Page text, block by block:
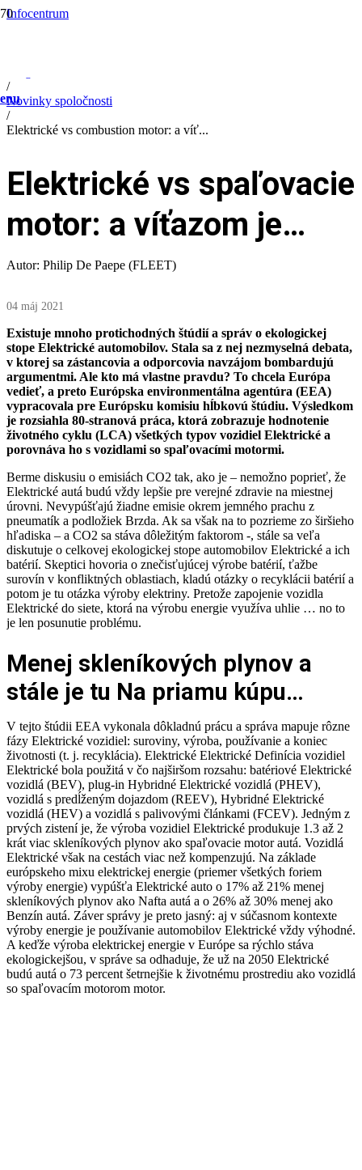
Infocentrum
/
Novinky spoločnosti
/
Elektrické vs combustion motor: a víť...
Elektrické vs spaľovacie
motor: a víťazom je…
Autor: Philip De Paepe (FLEET)
04 máj 2021
Existuje mnoho protichodných štúdií a správ o ekologickej
stope Elektrické automobilov. Stala sa z nej nezmyselná debata,
v ktorej sa zástancovia a odporcovia navzájom bombardujú
argumentmi. Ale kto má vlastne pravdu? To chcela Európa
vedieť, a preto Európska environmentálna agentúra (EEA)
vypracovala pre Európsku komisiu hĺbkovú štúdiu. Výsledkom
je rozsiahla 80-stranová práca, ktorá zobrazuje hodnotenie
životného cyklu (LCA) všetkých typov vozidiel Elektrické a
porovnáva ho s vozidlami so spaľovacími motormi.
Berme diskusiu o emisiách CO2 tak, ako je – nemožno poprieť, že
Elektrické autá budú vždy lepšie pre verejné zdravie na miestnej
úrovni. Nevypúšťajú žiadne emisie okrem jemného prachu z
pneumatík a podložiek Brzda. Ak sa však na to pozrieme zo širšieho
hľadiska – a CO2 sa stáva dôležitým faktorom -, stále sa veľa
diskutuje o celkovej ekologickej stope automobilov Elektrické a ich
batérií. Skeptici hovoria o znečisťujúcej výrobe batérií, ťažbe
surovín v konfliktných oblastiach, kladú otázky o recyklácii batérií a
potom je tu otázka výroby elektriny. Pretože zapojenie vozidla
Elektrické do siete, ktorá na výrobu energie využíva uhlie … no to
je len posunutie problému.
Menej skleníkových plynov a
stále je tu Na priamu kúpu…
V tejto štúdii EEA vykonala dôkladnú prácu a správa mapuje rôzne
fázy Elektrické vozidiel: suroviny, výroba, používanie a koniec
životnosti (t. j. recyklácia). Elektrické Elektrické Definícia vozidiel
Elektrické bola použitá v čo najširšom rozsahu: batériové Elektrické
vozidlá (BEV), plug-in Hybridné Elektrické vozidlá (PHEV),
vozidlá s predĺženým dojazdom (REEV), Hybridné Elektrické
vozidlá (HEV) a vozidlá s palivovými článkami (FCEV). Jedným z
prvých zistení je, že výroba vozidiel Elektrické produkuje 1.3 až 2
krát viac skleníkových plynov ako spaľovacie motor autá. Vozidlá
Elektrické však na cestách viac než kompenzujú. Na základe
európskeho mixu elektrickej energie (priemer všetkých foriem
výroby energie) vypúšťa Elektrické auto o 17% až 21% menej
skleníkových plynov ako Nafta autá a o 26% až 30% menej ako
Benzín autá. Záver správy je preto jasný: aj v súčasnom kontexte
výroby energie je používanie automobilov Elektrické vždy výhodné.
A keďže výroba elektrickej energie v Európe sa rýchlo stáva
ekologickejšou, v správe sa odhaduje, že už na 2050 Elektrické
budú autá o 73 percent šetrnejšie k životnému prostrediu ako vozidlá
so spaľovacím motorom motor.